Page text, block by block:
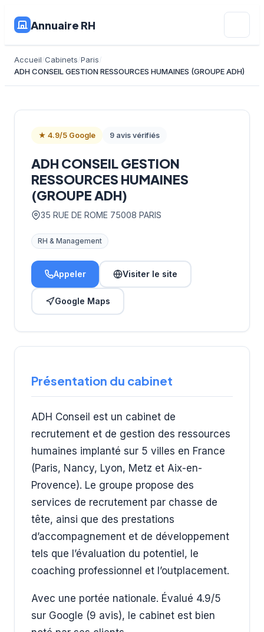
Annuaire RH
Accueil Cabinets Paris
ADH CONSEIL GESTION RESSOURCES HUMAINES (GROUPE ADH)
★ 4.9/5 Google 9 avis vérifiés
ADH CONSEIL GESTION
RESSOURCES HUMAINES
(GROUPE ADH)
35 RUE DE ROME 75008 PARIS
RH & Management
Appeler Visiter le site
Google Maps
Présentation du cabinet
ADH Conseil est un cabinet de
recrutement et de gestion des ressources
humaines implanté sur 5 villes en France
(Paris, Nancy, Lyon, Metz et Aix-en-
Provence). Le groupe propose des
services de recrutement par chasse de
tête, ainsi que des prestations
d’accompagnement et de développement
tels que l’évaluation du potentiel, le
coaching professionnel et l’outplacement.
Avec une portée nationale. Évalué 4.9/5
sur Google (9 avis), le cabinet est bien